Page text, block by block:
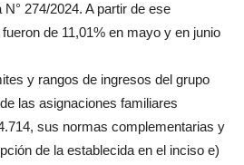
274/2024. A partir de ese
de 11,01% en mayo y en junio
y rangos de ingresos del grupo
las asignaciones familiares
sus normas complementarias y
de la establecida en el inciso e)